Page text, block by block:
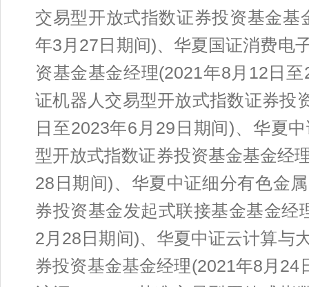
交易型开放式指数证券投资基金
年3月27日期间)、华夏国证消费电
资基金基金经理(2021年8月12日
证机器人交易型开放式指数证券投
日至2023年6月29日期间)、华夏
型开放式指数证券投资基金基金经
28日期间)、华夏中证细分有色金
券投资基金发起式联接基金基金经
2月28日期间)、华夏中证云计算与
券投资基金基金经理(2021年8月